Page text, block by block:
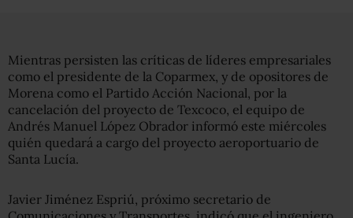
Mientras persisten las críticas de líderes empresariales
como el presidente de la Coparmex, y de opositores de
Morena como el Partido Acción Nacional, por la
cancelación del proyecto de Texcoco, el equipo de
Andrés Manuel López Obrador informó este miércoles
quién quedará a cargo del proyecto aeroportuario de
Santa Lucía.
Javier Jiménez Espriú, próximo secretario de